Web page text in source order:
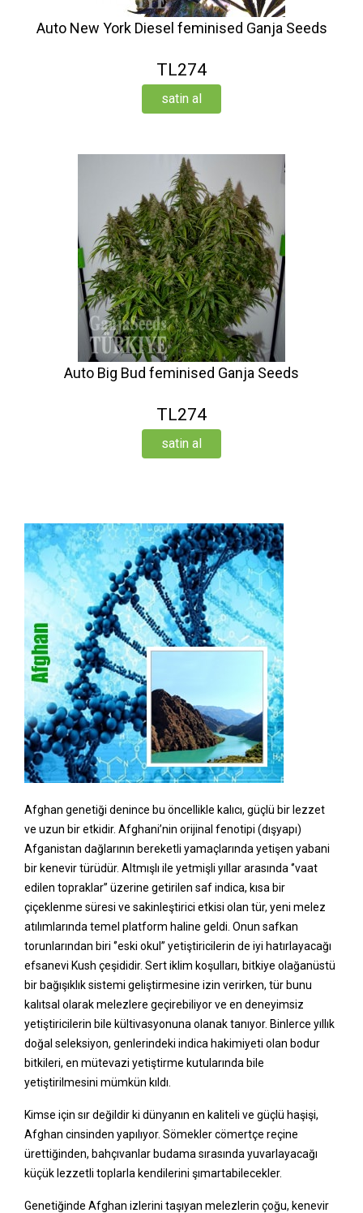
Auto New York Diesel feminised Ganja Seeds
TL274
satin al
Auto Big Bud feminised Ganja Seeds
TL274
satin al
Afghan genetiği denince bu öncellikle kalıcı, güçlü bir lezzet
ve uzun bir etkidir. Afghani’nin orijinal fenotipi (dışyapı)
Afganistan dağlarının bereketli yamaçlarında yetişen yabani
bir kenevir türüdür. Altmışlı ile yetmişli yıllar arasında ‘’vaat
edilen topraklar’’ üzerine getirilen saf indica, kısa bir
çiçeklenme süresi ve sakinleştirici etkisi olan tür, yeni melez
atılımlarında temel platform haline geldi. Onun safkan
torunlarından biri ‘’eski okul’’ yetiştiricilerin de iyi hatırlayacağı
efsanevi Kush çeşididir. Sert iklim koşulları, bitkiye olağanüstü
bir bağışıklık sistemi geliştirmesine izin verirken, tür bunu
kalıtsal olarak melezlere geçirebiliyor ve en deneyimsiz
yetiştiricilerin bile kültivasyonuna olanak tanıyor. Binlerce yıllık
doğal seleksiyon, genlerindeki indica hakimiyeti olan bodur
bitkileri, en mütevazi yetiştirme kutularında bile
yetiştirilmesini mümkün kıldı.
Kimse için sır değildir ki dünyanın en kaliteli ve güçlü haşişi,
Afghan cinsinden yapılıyor. Sömekler cömertçe reçine
ürettiğinden, bahçıvanlar budama sırasında yuvarlayacağı
küçük lezzetli toplarla kendilerini şımartabilecekler.
Genetiğinde Afghan izlerini taşıyan melezlerin çoğu, kenevir